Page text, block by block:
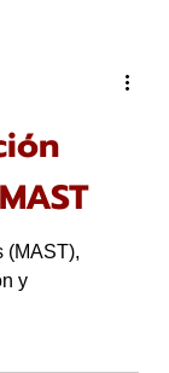
(MAST),
y